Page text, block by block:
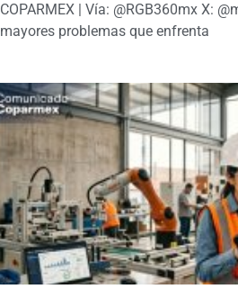
COPARMEX | Vía: @RGB360mx X:
mayores problemas que enfrenta